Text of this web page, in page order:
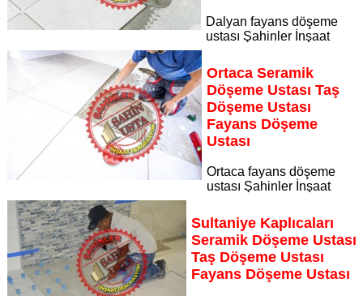
Dalyan fayans döşeme
ustası Şahinler İnşaat
Dekorasyon, zeminlerinizi sanat eseri gibi işleyen uzman
kadrosuyla Dalyan bölgesine özel hizmet sunuyor Dalyan
seramik döşeme ustası taş döşeme ustası fayans döşeme
Sayfaya Git
Ortaca Seramik
Döşeme Ustası Taş
Döşeme Ustası
Fayans Döşeme
Ustası
Ortaca fayans döşeme
ustası Şahinler İnşaat
Dekorasyon, zeminlerinizi sanat eseri gibi işleyen uzman
kadrosuyla Ortaca bölgesine özel hizmet sunuyor Ortaca
seramik döşeme ustası taş döşeme ustası fayans döşeme
ustası
Sayfaya Git
Sultaniye Kaplıcaları
Seramik Döşeme Ustası
Taş Döşeme Ustası
Fayans Döşeme Ustası